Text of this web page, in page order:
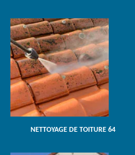
NETTOYAGE DE TOITURE 64